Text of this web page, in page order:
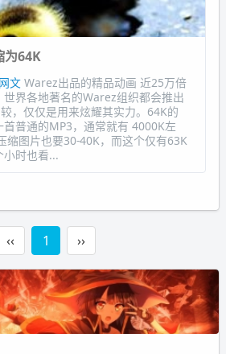
为64K
文 Warez出品的精品动画 近25万倍
界各地著名的Warez组织都会推出
，仅仅是用来炫耀其实力。64K的
普通的MP3，通常就有 4000K左
缩图片也要30-40K，而这个仅有63K
小时也看...
‹‹ 1 ››